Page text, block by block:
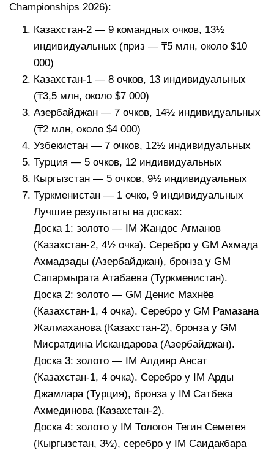
Championships 2026):
Казахстан-2 — 9 командных очков, 13½
индивидуальных (приз — ₸5 млн, около $10
000)
Казахстан-1 — 8 очков, 13 индивидуальных
(₸3,5 млн, около $7 000)
Азербайджан — 7 очков, 14½ индивидуальных
(₸2 млн, около $4 000)
Узбекистан — 7 очков, 12½ индивидуальных
Турция — 5 очков, 12 индивидуальных
Кыргызстан — 5 очков, 9½ индивидуальных
Туркменистан — 1 очко, 9 индивидуальных
Лучшие результаты на досках:
Доска 1: золото — IM Жандос Агманов
(Казахстан-2, 4½ очка). Серебро у GM Ахмада
Ахмадзады (Азербайджан), бронза у GM
Сапармырата Атабаева (Туркменистан).
Доска 2: золото — GM Денис Махнёв
(Казахстан-1, 4 очка). Серебро у GM Рамазана
Жалмаханова (Казахстан-2), бронза у GM
Мисратдина Искандарова (Азербайджан).
Доска 3: золото — IM Алдияр Ансат
(Казахстан-1, 4 очка). Серебро у IM Арды
Джамлара (Турция), бронза у IM Сатбека
Ахмединова (Казахстан-2).
Доска 4: золото у IM Тологон Тегин Семетея
(Кыргызстан, 3½), серебро у IM Саидакбара